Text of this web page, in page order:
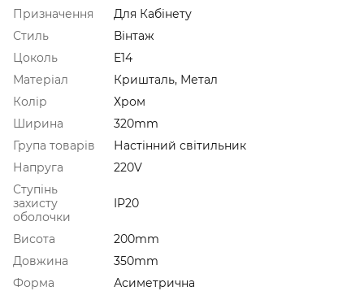
Призначення
Для Кабінету
Стиль
Вінтаж
Цоколь
E14
Матеріал
Кришталь, Метал
Колір
Хром
Ширина
320mm
Група товарів
Настінний світильник
Напруга
220V
Ступінь
захисту
оболочки
IP20
Висота
200mm
Довжина
350mm
Форма
Асиметрична